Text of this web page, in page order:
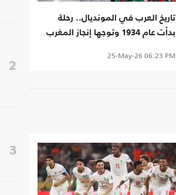
تاريخ العرب في المونديال.. رحلة
بدأت عام 1934 وتوجها إنجاز المغرب
25-May-26 06:23 PM
2
3